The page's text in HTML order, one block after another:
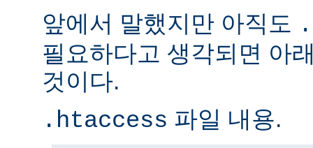
앞에서 말했지만 아직도
필요하다고 생각되면 아
것이다.
.htaccess 파일 내용.